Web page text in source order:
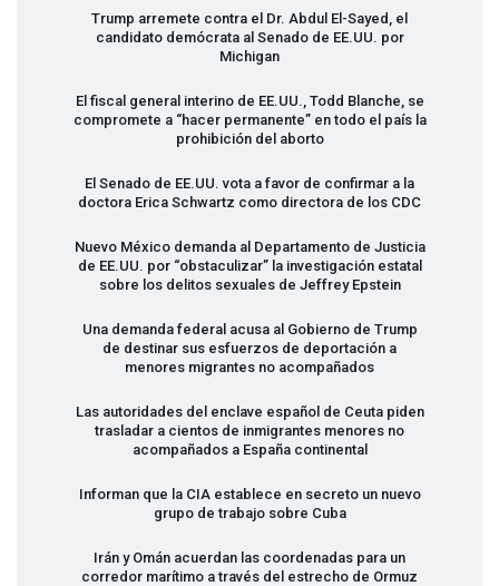
Trump arremete contra el Dr. Abdul El-Sayed, el
candidato demócrata al Senado de EE.UU. por
Michigan
El fiscal general interino de EE.UU., Todd Blanche, se
compromete a “hacer permanente” en todo el país la
prohibición del aborto
El Senado de EE.UU. vota a favor de confirmar a la
doctora Erica Schwartz como directora de los CDC
Nuevo México demanda al Departamento de Justicia
de EE.UU. por “obstaculizar” la investigación estatal
sobre los delitos sexuales de Jeffrey Epstein
Una demanda federal acusa al Gobierno de Trump
de destinar sus esfuerzos de deportación a
menores migrantes no acompañados
Las autoridades del enclave español de Ceuta piden
trasladar a cientos de inmigrantes menores no
acompañados a España continental
Informan que la CIAestablece en secreto un nuevo
grupo de trabajo sobre Cuba
Irán y Omán acuerdan las coordenadas para un
corredor marítimo a través del estrecho de Ormuz